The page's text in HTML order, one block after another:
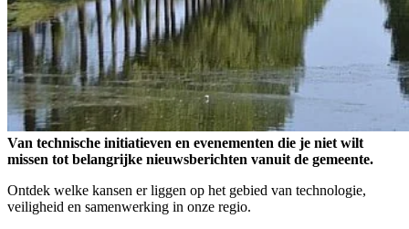
Van technische initiatieven en evenementen die je niet wilt
missen tot belangrijke nieuwsberichten vanuit de gemeente.
Ontdek welke kansen er liggen op het gebied van technologie,
veiligheid en samenwerking in onze regio.